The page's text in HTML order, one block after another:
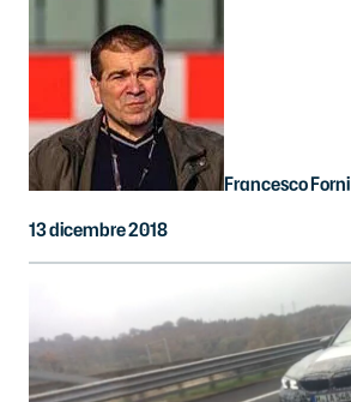
Francesco Forni
13 dicembre 2018